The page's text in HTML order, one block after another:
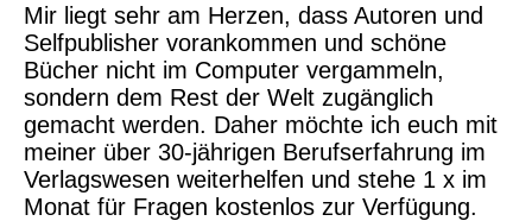
Mir liegt sehr am Herzen, dass Autoren und
Selfpublisher vorankommen und schöne
Bücher nicht im Computer vergammeln,
sondern dem Rest der Welt zugänglich
gemacht werden. Daher möchte ich euch mit
meiner über 30-jährigen Berufserfahrung im
Verlagswesen weiterhelfen und stehe 1 x im
Monat für Fragen kostenlos zur Verfügung.